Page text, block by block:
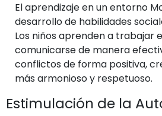
El aprendizaje en un entorno
desarrollo de habilidades
Los niños aprenden a trabajar
comunicarse de manera
conflictos de forma positiva,
más armonioso y respetuoso.
Estimulación de la